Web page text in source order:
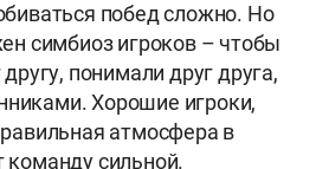
побед сложно. Но
симбиоз игроков – чтобы
понимали друг друга,
Хорошие игроки,
атмосфера в
сильной.